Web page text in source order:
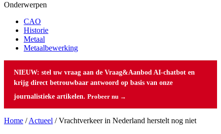
Onderwerpen
CAO
Historie
Metaal
Metaalbewerking
NIEUW: stel uw vraag aan de Vraag&Aanbod AI-chatbot en
krijg direct betrouwbaar antwoord op basis van onze
journalistieke artikelen. Probeer nu →
Home /Actueel /Vrachtverkeer in Nederland herstelt nog niet